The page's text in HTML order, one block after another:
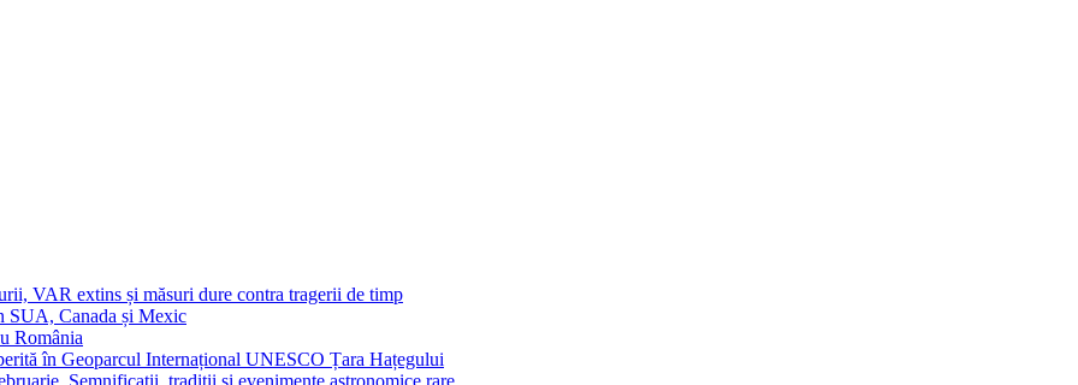
VAR extins și măsuri dure contra tragerii de timp
SUA, Canada și Mexic
România
în Geoparcul Internațional UNESCO Țara Hațegului
Semnificații, tradiții și evenimente astronomice rare